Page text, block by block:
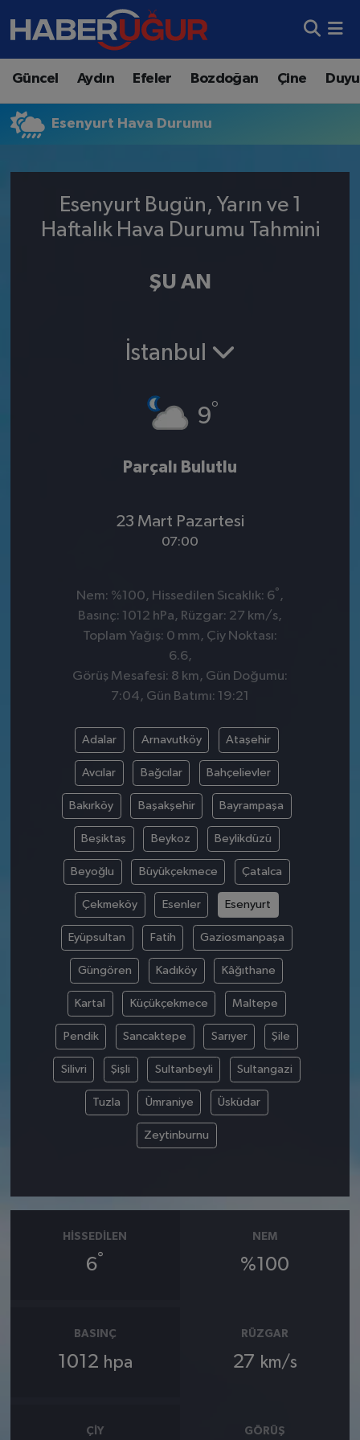
Güncel Aydın Efeler Bozdoğan Çine
Esenyurt Hava Durumu
Esenyurt Bugün, Yarın ve 1
Haftalık Hava Durumu Tahmini
ŞU AN
İstanbul
9°
Parçalı Bulutlu
23 Mart Pazartesi
07:00
Nem: %100, Hissedilen Sıcaklık: 6° ,
Basınç: 1012 hPa, Rüzgar: 27 km/s,
Toplam Yağış: 0 mm, Çiy Noktası:
6.6,
Görüş Mesafesi: 8 km, Gün Doğumu:
7:04, Gün Batımı: 19:21
Adalar Arnavutköy Ataşehir
Avcılar Bağcılar Bahçelievler
Bakırköy Başakşehir Bayrampaşa
Beşiktaş Beykoz Beylikdüzü
Beyoğlu Büyükçekmece Çatalca
Çekmeköy Esenler Esenyurt
Eyüpsultan Fatih Gaziosmanpaşa
Güngören Kadıköy Kâğıthane
Kartal Küçükçekmece Maltepe
Pendik Sancaktepe Sarıyer Şile
Silivri Şişli Sultanbeyli Sultangazi
Tuzla Ümraniye Üsküdar
Zeytinburnu
HISSEDILEN
6°
NEM
%100
BASINÇ
1012 hpa
RÜZGAR
27 km/s
ÇIY GÖRÜŞ
Aydın Nöbetçi Eczaneler
Aydın Hava Durumu
Süper Lig Puan Durumu ve Fikstür